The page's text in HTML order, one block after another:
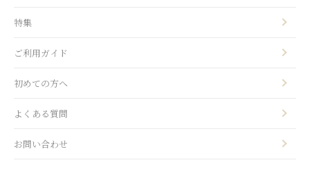
特集
ご利用ガイド
初めての方へ
よくある質問
お問い合わせ